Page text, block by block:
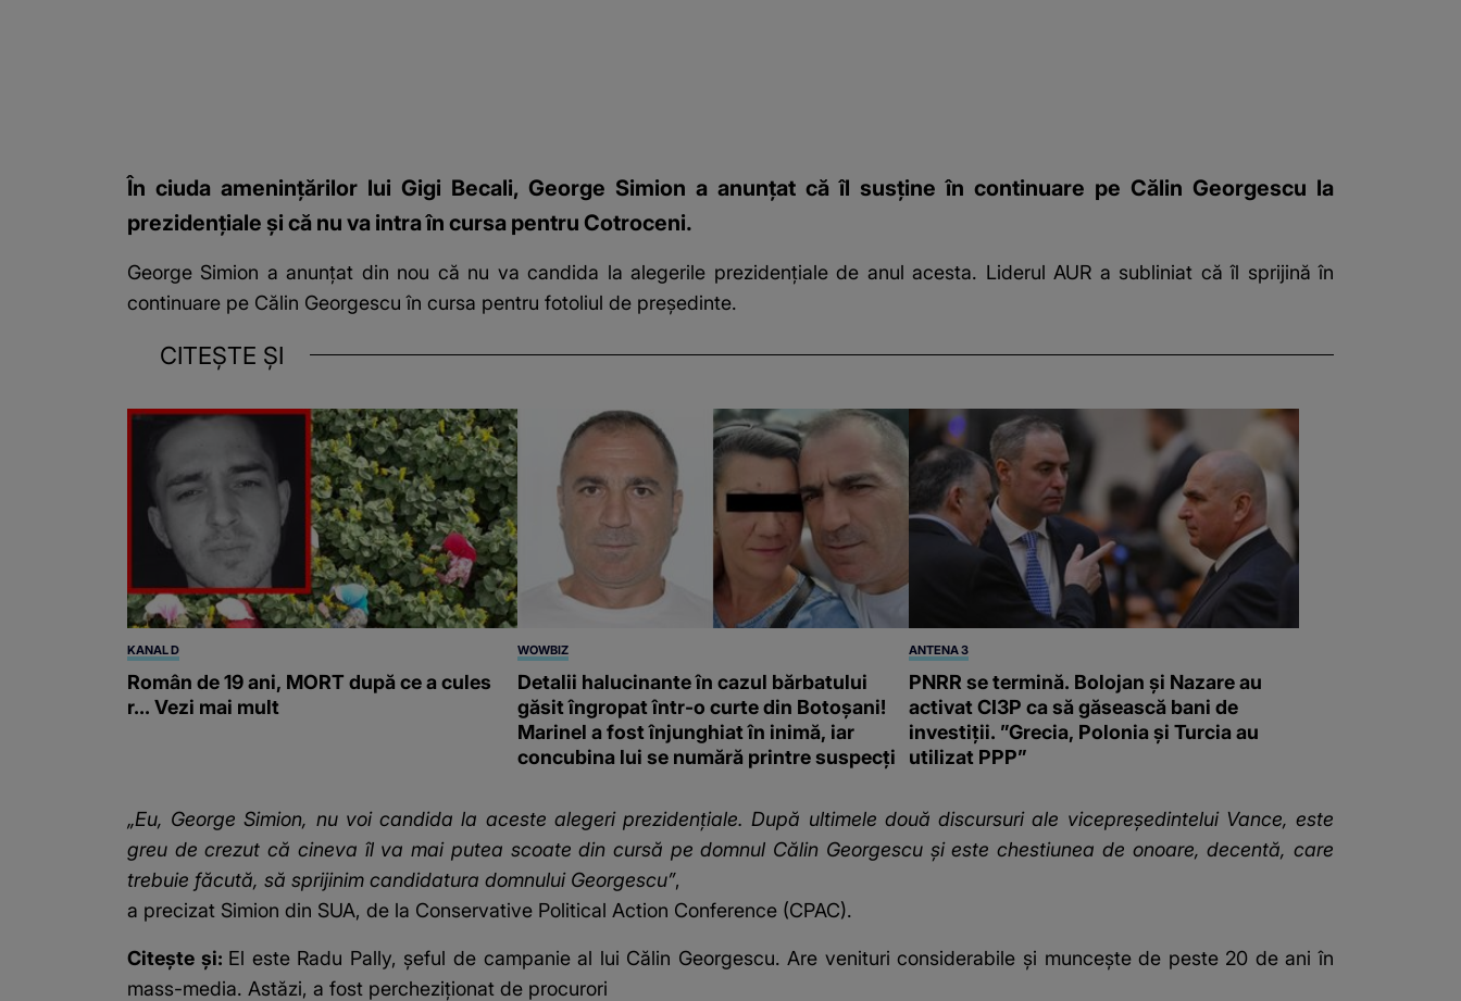
În ciuda amenințărilor lui Gigi Becali, George Simion a anunțat că îl susține în continuare pe Călin Georgescu la
prezidențiale și că nu va intra în cursa pentru Cotroceni.
George Simion a anunțat din nou că nu va candida la alegerile prezidențiale de anul acesta. Liderul AUR a subliniat că îl sprijină în
continuare pe Călin Georgescu în cursa pentru fotoliul de președinte.
CITEȘTE ȘI
KANAL D
Român de 19 ani, MORT după ce a cules
r... Vezi mai mult
WOWBIZ
Detalii halucinante în cazul bărbatului
găsit îngropat într-o curte din Botoșani!
Marinel a fost înjunghiat în inimă, iar
concubina lui se numără printre suspecți
ANTENA 3
PNRR se termină. Bolojan și Nazare au
activat CI3P ca să găsească bani de
investiții. ”Grecia, Polonia şi Turcia au
utilizat PPP”
„Eu, George Simion, nu voi candida la aceste alegeri prezidenţiale. După ultimele două discursuri ale vicepreşedintelui Vance, este
greu de crezut că cineva îl va mai putea scoate din cursă pe domnul Călin Georgescu şi este chestiunea de onoare, decentă, care
trebuie făcută, să sprijinim candidatura domnului Georgescu”,
a precizat Simion din SUA, de la Conservative Political Action Conference (CPAC).
Citește și: El este Radu Pally, șeful de campanie al lui Călin Georgescu. Are venituri considerabile și muncește de peste 20 de ani în
mass-media. Astăzi, a fost percheziționat de procurori